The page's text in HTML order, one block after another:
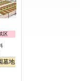
区
墓地